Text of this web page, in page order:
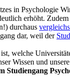
in Psychologie
erhöht.
durchaus
dar, weil der
welche
Wissen und
Studiengang